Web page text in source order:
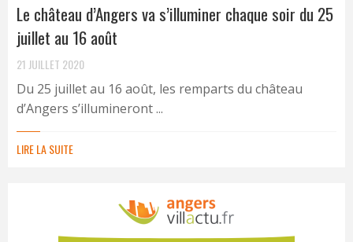
Le château d’Angers va s’illuminer chaque soir du 25
juillet au 16 août
21 JUILLET 2020
Du 25 juillet au 16 août, les remparts du château
d’Angers s’illumineront ...
LIRE LA SUITE